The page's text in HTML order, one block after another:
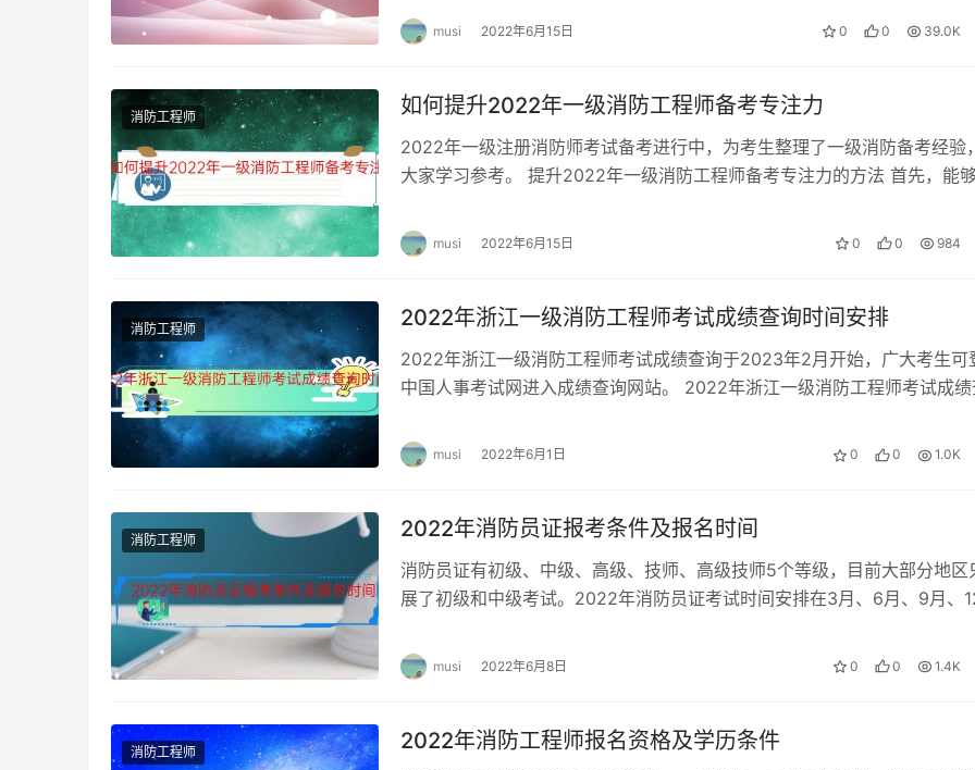
消防安全技术实务 单选题80道、多选题20道 150分钟 120分
消防安全技术综合能力
消防安全案例分析 6道大题 180分钟 120分
musi 2022年6月15日 0 0 39.0K
消防工程师 如何提升2022年一级消防工程师备考专注力
2022年一级注册消防师考试备考进行中，为考生整理了一级消防备考经验
大家学习参考。 提升2022年一级消防工程师备考专注力的方法 首先，能
musi 2022年6月15日 0 0 984
消防工程师 2022年浙江一级消防工程师考试成绩查询时间安排
2022年浙江一级消防工程师考试成绩查询于2023年2月开始，广大考生可
中国人事考试网进入成绩查询网站。 2022年浙江一级消防工程师考试成
musi 2022年6月1日 0 0 1.0K
消防工程师 2022年消防员证报考条件及报名时间
消防员证有初级、中级、高级、技师、高级技师5个等级，目前大部分地区
展了初级和中级考试。2022年消防员证考试时间安排在3月、6月、9月、
musi 2022年6月8日 0 0 1.4K
消防工程师 2022年消防工程师报名资格及学历条件